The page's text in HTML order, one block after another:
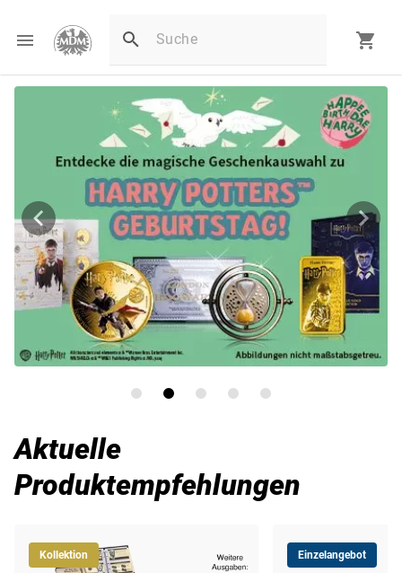
Aktuelle
Produktempfehlungen
Kollektion Einzelangebot